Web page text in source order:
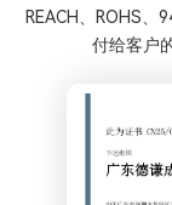
REACH、ROHS、
付给客户